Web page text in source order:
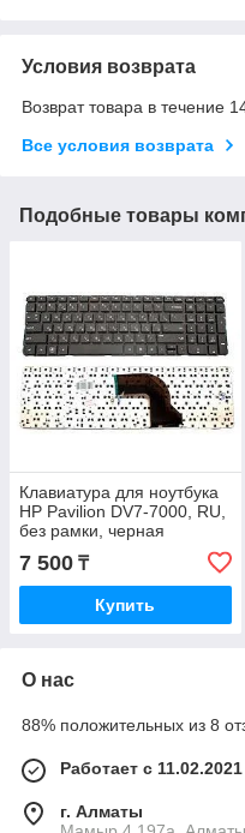
Условия возврата
Возврат товара в течение
Все условия возврата
Подобные товары
Клавиатура для ноутбука
HP Pavilion DV7-7000, RU,
без рамки, черная
7 500 ₸
Купить
О нас
88% положительных из 8
Работает с 11.02.2021
г. Алматы